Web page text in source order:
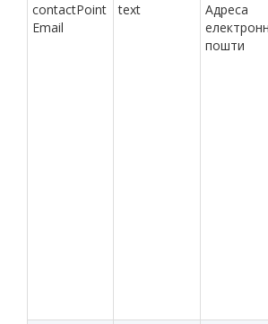
contactPoint
Email
text
Адреса
пошти